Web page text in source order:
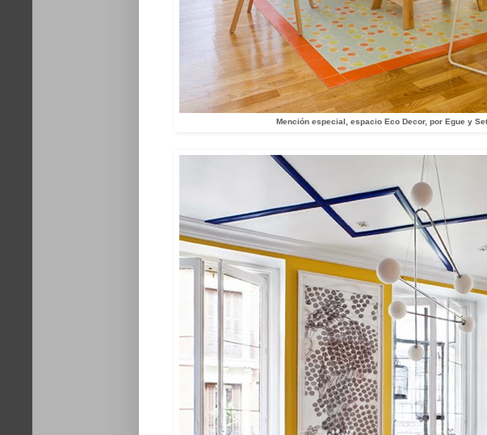
Mención especial, espacio Eco Decor, por Egue y